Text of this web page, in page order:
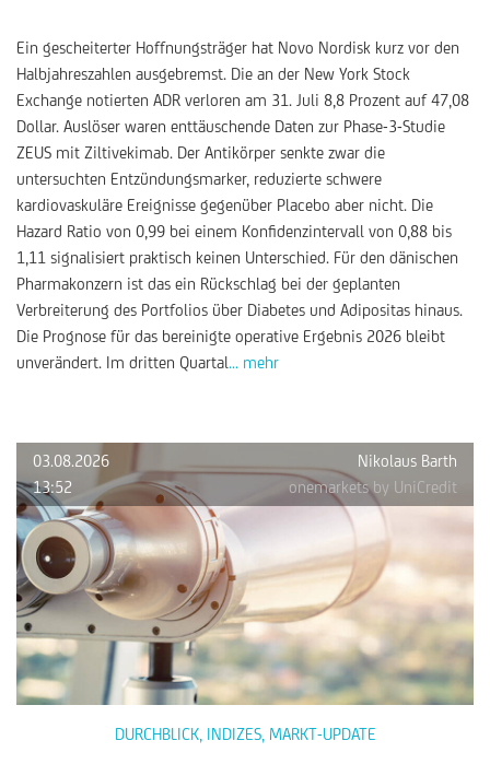
Ein gescheiterter Hoffnungsträger hat Novo Nordisk kurz vor den
Halbjahreszahlen ausgebremst. Die an der New York Stock
Exchange notierten ADR verloren am 31. Juli 8,8 Prozent auf 47,08
Dollar. Auslöser waren enttäuschende Daten zur Phase-3-Studie
ZEUS mit Ziltivekimab. Der Antikörper senkte zwar die
untersuchten Entzündungsmarker, reduzierte schwere
kardiovaskuläre Ereignisse gegenüber Placebo aber nicht. Die
Hazard Ratio von 0,99 bei einem Konfidenzintervall von 0,88 bis
1,11 signalisiert praktisch keinen Unterschied. Für den dänischen
Pharmakonzern ist das ein Rückschlag bei der geplanten
Verbreiterung des Portfolios über Diabetes und Adipositas hinaus.
Die Prognose für das bereinigte operative Ergebnis 2026 bleibt
unverändert. Im dritten Quartal... mehr
03.08.2026
Nikolaus Barth
13:52
onemarkets by UniCredit
DURCHBLICK, INDIZES, MARKT-UPDATE